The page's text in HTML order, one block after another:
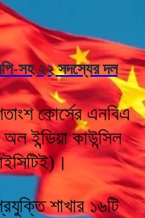
সহ ২২ সদস্যের দল
কোর্সের এনবিএ
ইন্ডিয়া কাউন্সিল
শাখার ১৬টি